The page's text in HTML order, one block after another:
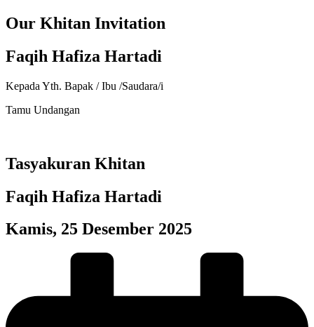
Our Khitan Invitation
Faqih Hafiza Hartadi
Kepada Yth. Bapak / Ibu /Saudara/i
Tamu Undangan
Tasyakuran Khitan
Faqih Hafiza Hartadi
Kamis, 25 Desember 2025